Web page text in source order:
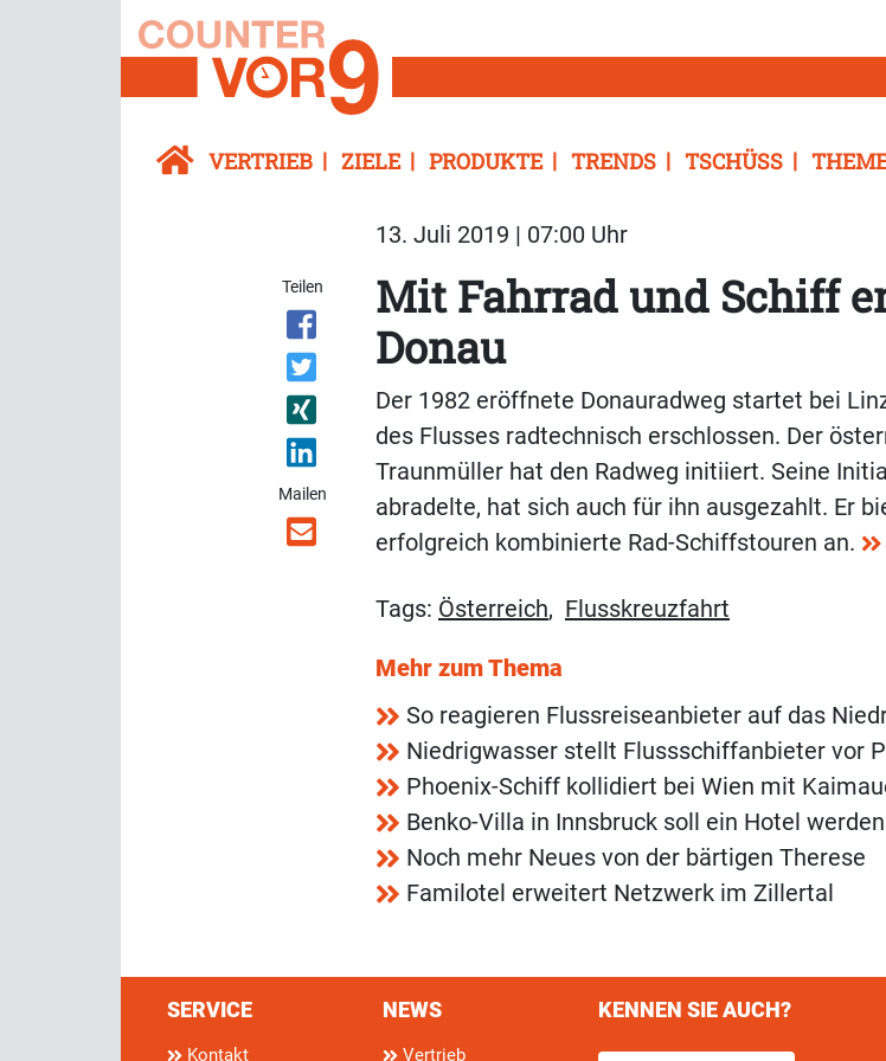
VERTRIEB ZIELE PRODUKTE TRENDS TSCHÜSS
13. Juli 2019 | 07:00 Uhr
Teilen
Mailen
Mit Fahrrad und Schiff
Donau
Der 1982 eröffnete Donauradweg startet bei
des Flusses radtechnisch erschlossen. Der
Traunmüller hat den Radweg initiiert. Seine
abradelte, hat sich auch für ihn ausgezahlt. Er
erfolgreich kombinierte Rad-Schiffstouren an.
Tags: Österreich, Flusskreuzfahrt
Mehr zum Thema
So reagieren Flussreiseanbieter auf das
Niedrigwasser stellt Flussschiffanbieter vor
Phoenix-Schiff kollidiert bei Wien mit
Benko-Villa in Innsbruck soll ein Hotel werden
Noch mehr Neues von der bärtigen Therese
Familotel erweitert Netzwerk im Zillertal
SERVICE
Kontakt
NEWS
Vertrieb
KENNEN SIE AUCH?